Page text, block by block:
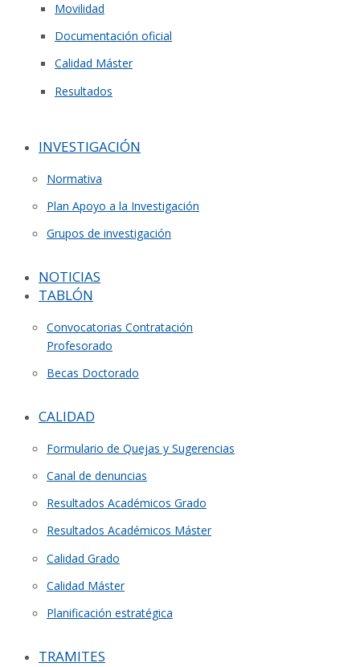
Movilidad
Documentación oficial
Calidad Máster
Resultados
INVESTIGACIÓN
Normativa
Plan Apoyo a la Investigación
Grupos de investigación
NOTICIAS
TABLÓN
Convocatorias Contratación
Profesorado
Becas Doctorado
CALIDAD
Formulario de Quejas y Sugerencias
Canal de denuncias
Resultados Académicos Grado
Resultados Académicos Máster
Calidad Grado
Calidad Máster
Planificación estratégica
TRAMITES